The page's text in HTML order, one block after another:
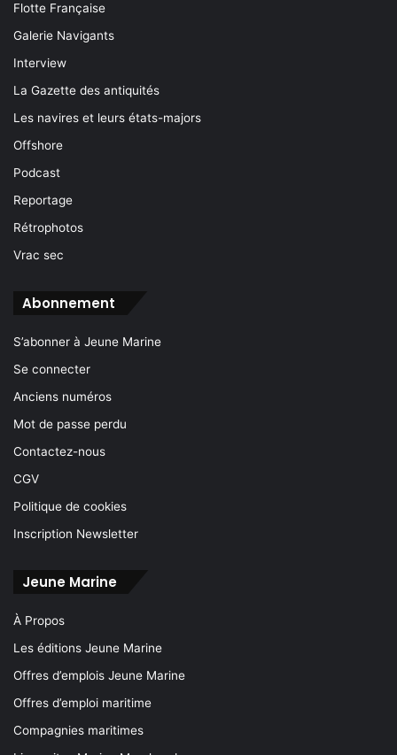
Flotte Française
Galerie Navigants
Interview
La Gazette des antiquités
Les navires et leurs états-majors
Offshore
Podcast
Reportage
Rétrophotos
Vrac sec
Abonnement
S’abonner à Jeune Marine
Se connecter
Anciens numéros
Mot de passe perdu
Contactez-nous
CGV
Politique de cookies
Inscription Newsletter
Jeune Marine
À Propos
Les éditions Jeune Marine
Offres d’emplois Jeune Marine
Offres d’emploi maritime
Compagnies maritimes